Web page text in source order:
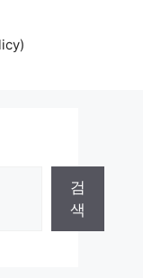
검
색